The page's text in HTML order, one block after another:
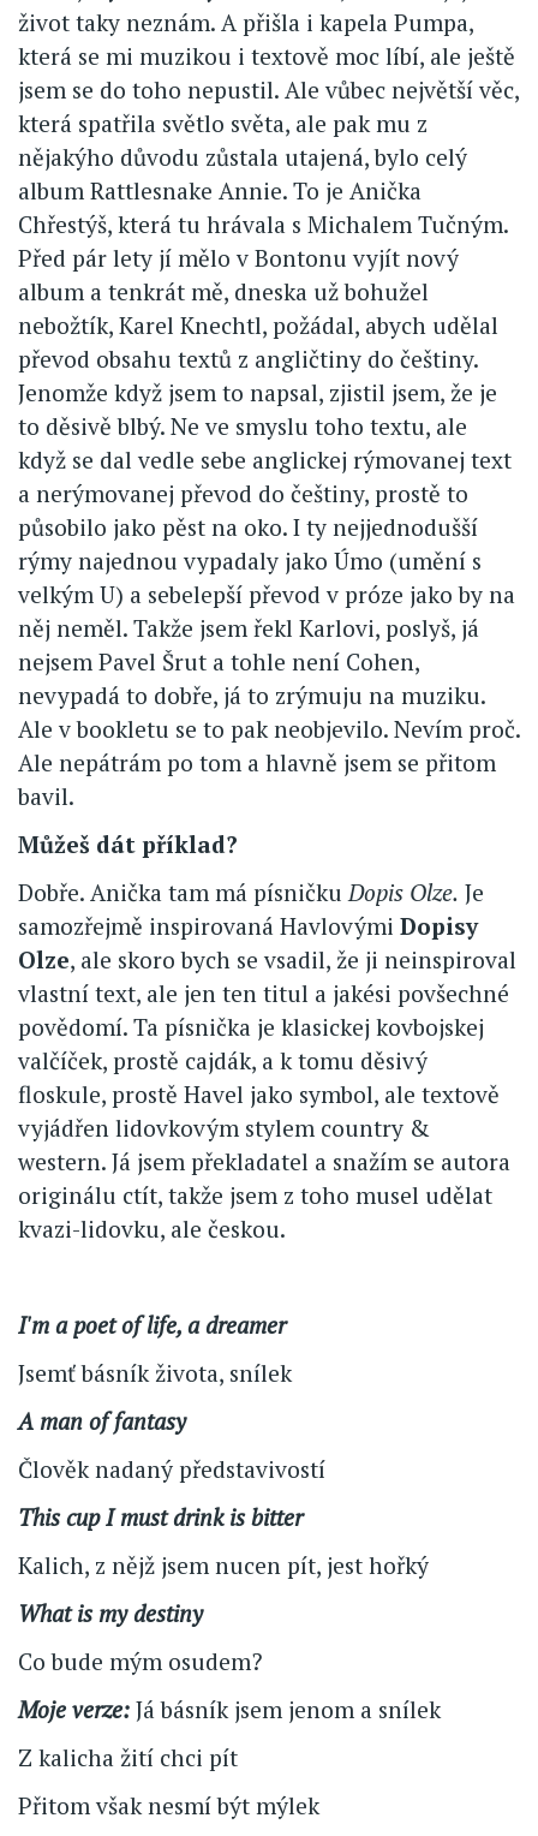
život taky neznám. A přišla i kapela Pumpa,
která se mi muzikou i textově moc líbí, ale ještě
jsem se do toho nepustil. Ale vůbec největší věc,
která spatřila světlo světa, ale pak mu z
nějakýho důvodu zůstala utajená, bylo celý
album Rattlesnake Annie. To je Anička
Chřestýš, která tu hrávala s Michalem Tučným.
Před pár lety jí mělo v Bontonu vyjít nový
album a tenkrát mě, dneska už bohužel
nebožtík, Karel Knechtl, požádal, abych udělal
převod obsahu textů z angličtiny do češtiny.
Jenomže když jsem to napsal, zjistil jsem, že je
to děsivě blbý. Ne ve smyslu toho textu, ale
když se dal vedle sebe anglickej rýmovanej text
a nerýmovanej převod do češtiny, prostě to
působilo jako pěst na oko. I ty nejjednodušší
rýmy najednou vypadaly jako Úmo (umění s
velkým U) a sebelepší převod v próze jako by na
něj neměl. Takže jsem řekl Karlovi, poslyš, já
nejsem Pavel Šrut a tohle není Cohen,
nevypadá to dobře, já to zrýmuju na muziku.
Ale v bookletu se to pak neobjevilo. Nevím proč.
Ale nepátrám po tom a hlavně jsem se přitom
bavil.
Můžeš dát příklad?
Dobře. Anička tam má písničku Dopis Olze. Je
samozřejmě inspirovaná Havlovými Dopisy
Olze, ale skoro bych se vsadil, že ji neinspiroval
vlastní text, ale jen ten titul a jakési povšechné
povědomí. Ta písnička je klasickej kovbojskej
valčíček, prostě cajdák, a k tomu děsivý
floskule, prostě Havel jako symbol, ale textově
vyjádřen lidovkovým stylem country &
western. Já jsem překladatel a snažím se autora
originálu ctít, takže jsem z toho musel udělat
kvazi-lidovku, ale českou.
I'm a poet of life, a dreamer
Jsemť básník života, snílek
A man of fantasy
Člověk nadaný představivostí
This cup I must drink is bitter
Kalich, z nějž jsem nucen pít, jest hořký
What is my destiny
Co bude mým osudem?
Moje verze: Já básník jsem jenom a snílek
Z kalicha žití chci pít
Přitom však nesmí být mýlek